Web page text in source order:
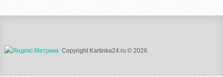
Copyright Kartinka24.ru © 2026